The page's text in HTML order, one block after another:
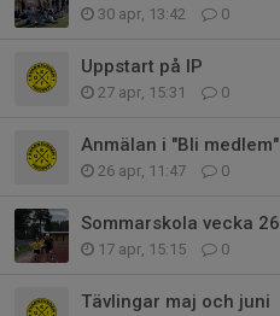
30 apr, 13:42 0
Uppstart på IP
27 apr, 15:31 0
Anmälan i "Bli medlem"
26 apr, 11:47 0
Sommarskola vecka 26
17 apr, 15:15 0
Tävlingar maj och juni